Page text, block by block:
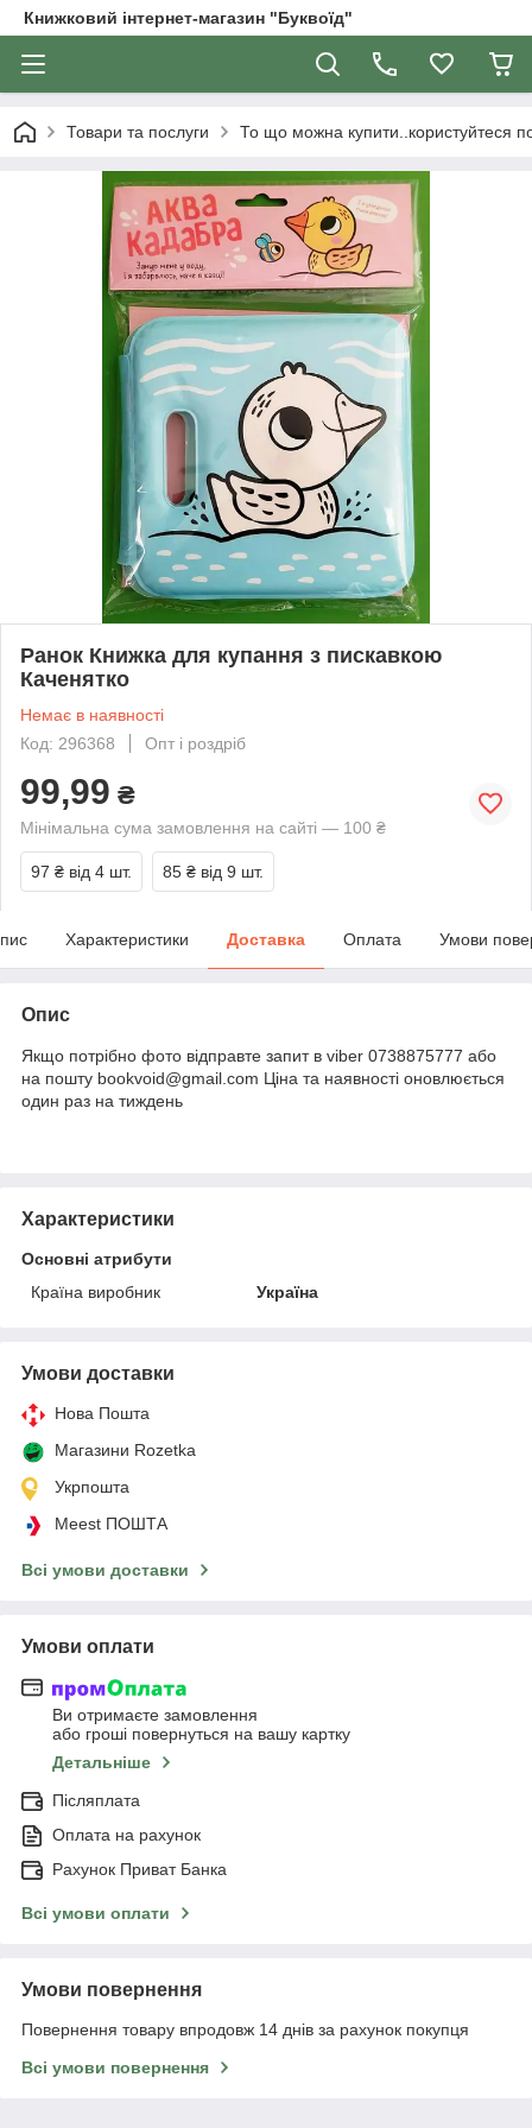
Книжковий інтернет-магазин "Буквоїд"
Товари та послуги То що можна купити..користуйтеся
Ранок Книжка для купання з пискавкою
Каченятко
Немає в наявності
Код: 296368
Опт і роздріб
99,99 ₴
Мінімальна сума замовлення на сайті — 100 ₴
97 ₴ від 4 шт. 85 ₴ від 9 шт.
Характеристики Доставка Оплата Умови
Опис
Якщо потрібно фото відправте запит в viber 0738875777 або
на пошту bookvoid@gmail.com Ціна та наявності оновлюється
один раз на тиждень
Характеристики
Основні атрибути
Країна виробник
Україна
Умови доставки
Нова Пошта
Магазини Rozetka
Укрпошта
Meest ПОШТА
Всі умови доставки
Умови оплати
Ви отримаєте замовлення
або гроші повернуться на вашу картку
Детальніше
Післяплата
Оплата на рахунок
Рахунок Приват Банка
Всі умови оплати
Умови повернення
Повернення товару впродовж 14 днів за рахунок покупця
Всі умови повернення